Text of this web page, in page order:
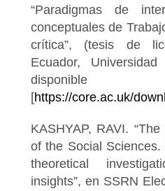
“Paradigmas de
conceptuales de
crítica”, (tesis de
Ecuador,
[https://core.ac.uk/
KASHYAP, RAVI.
of the Social
theoretical
insights”, en SSRN